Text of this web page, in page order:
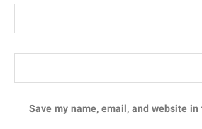
Save my name, email, and website